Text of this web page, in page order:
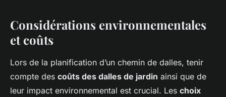
Considérations environnementales
et coûts
Lors de la planification d’un chemin de dalles, tenir
compte des coûts des dalles de jardin ainsi que de
leur impact environnemental est crucial. Les choix